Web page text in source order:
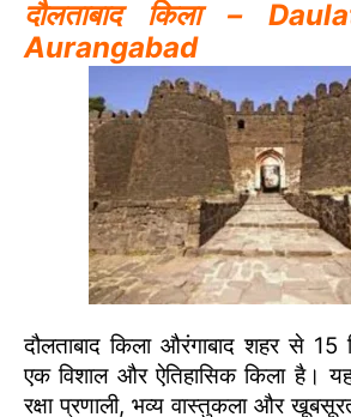
दौलताबाद किला –
Aurangabad
दौलताबाद किला औरंगाबाद शहर से 15
एक विशाल और ऐतिहासिक किला है।
रक्षा प्रणाली, भव्य वास्तुकला और